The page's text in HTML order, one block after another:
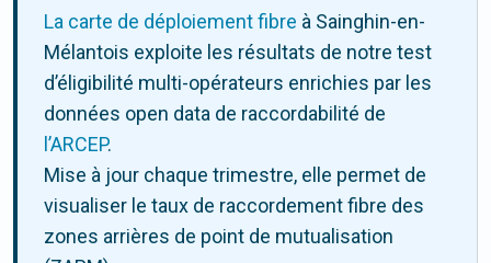
La carte de déploiement fibre à Sainghin-en-
Mélantois exploite les résultats de notre test
d’éligibilité multi-opérateurs enrichies par les
données open data de raccordabilité de
l’ARCEP.
Mise à jour chaque trimestre, elle permet de
visualiser le taux de raccordement fibre des
zones arrières de point de mutualisation